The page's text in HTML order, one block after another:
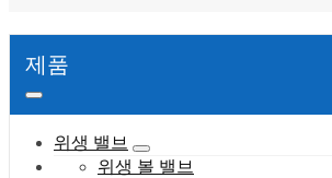
제품
위생 밸브
위생 볼 밸브